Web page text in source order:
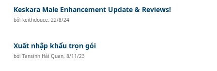
Keskara Male Enhancement Update & Reviews!
bởikeithdouce, 22/8/24
Xuất nhập khẩu trọn gói
bởiTansinh Hải Quan,8/11/23